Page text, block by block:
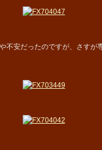
安だったのですが、さすが